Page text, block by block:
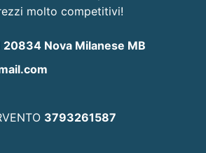
molto competitivi!
20834 Nova Milanese MB
3793261587